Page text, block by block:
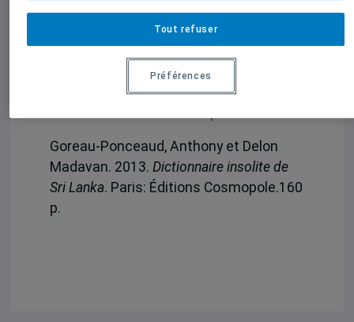
Lumpur et à Singapour.
Parution : juillet 2013.
160 pages – 11 €
Goreau-Ponceaud, Anthony et Delon
Madavan. 2013. Dictionnaire insolite de
Sri Lanka. Paris: Éditions Cosmopole.160
p.
Tout refuser
Préférences